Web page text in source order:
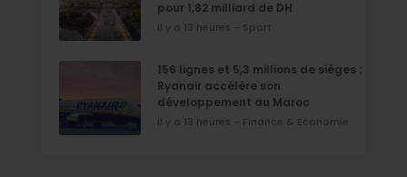
pour 1,82 milliard de DH
il y a 13 heures - Sport
156 lignes et 5,3 millions de sièges :
Ryanair accélère son
développement au Maroc
il y a 13 heures - Finance & Economie